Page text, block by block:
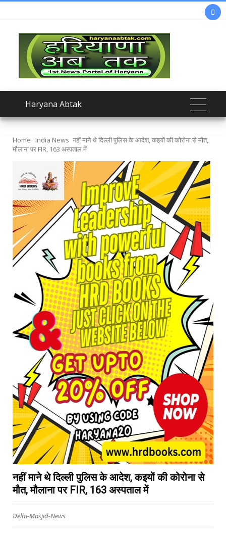

Haryana Abtak
Home India News नहीं माने थे दिल्ली पुलिस के आदेश, कइयों की कोरोना से मौत,
मौलाना पर FIR, 163 अस्पताल में
नहीं माने थे दिल्ली पुलिस के आदेश, कइयों की कोरोना से
मौत, मौलाना पर FIR, 163 अस्पताल में
Delhi-Masjid-News